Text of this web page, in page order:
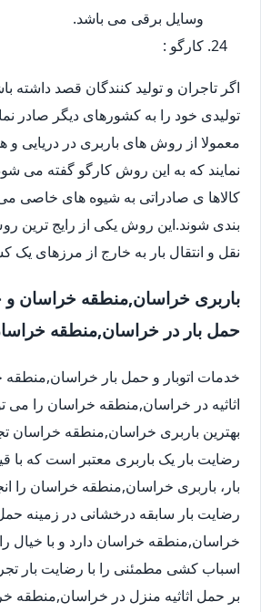
وسایل برقی می باشد.
کارگو :
اگر تاجران و تولید کنندگان قصد داشته
تولیدی خود را به کشورهای دیگر صادر
معمولا از روش های باربری در دریایی و
نمایند که به این روش کارگو گفته می
کالاها ی صادراتی به شیوه های خاصی
بندی شوند.این روش یکی از رایج ترین
نقل و انتقال بار به خارج از مرزهای
باربری خراسان,منطقه خراسان و
حمل بار در خراسان,منطقه
خدمات اتوبار و حمل بار
اثاثیه در خراسان,منطقه خراسان را می
بهترین باربری خراسان,منطقه خراسان
رضایت بار یک باربری معتبر است که
بار، باربری خراسان,منطقه خراسان را
رضایت بار سابقه درخشانی در زمینه حمل
خراسان,منطقه خراسان دارد و با خیال
اسباب کشی مطمئنی را با رضایت بار
بر حمل اثاثیه منزل در خراسان,منطقه